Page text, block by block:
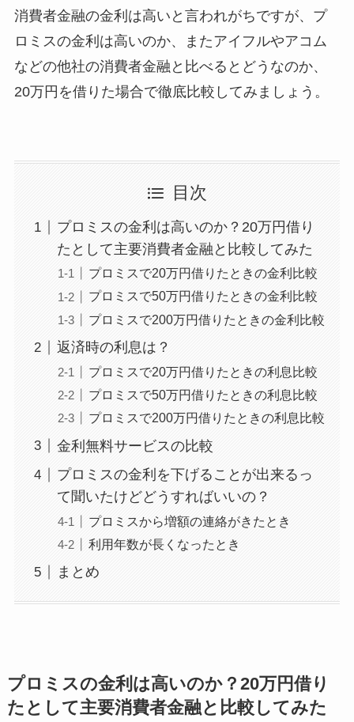
消費者金融の金利は高いと言われがちですが、プ
ロミスの金利は高いのか、またアイフルやアコム
などの他社の消費者金融と比べるとどうなのか、
20万円を借りた場合で徹底比較してみましょう。
目次
プロミスの金利は高いのか？20万円借り
たとして主要消費者金融と比較してみた
プロミスで20万円借りたときの金利比較
プロミスで50万円借りたときの金利比較
プロミスで200万円借りたときの金利比較
返済時の利息は？
プロミスで20万円借りたときの利息比較
プロミスで50万円借りたときの利息比較
プロミスで200万円借りたときの利息比較
金利無料サービスの比較
プロミスの金利を下げることが出来るっ
て聞いたけどどうすればいいの？
プロミスから増額の連絡がきたとき
利用年数が長くなったとき
まとめ
プロミスの金利は高いのか？20万円借り
たとして主要消費者金融と比較してみた